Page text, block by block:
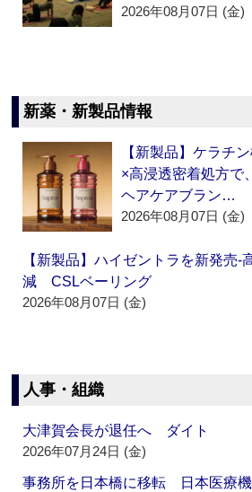
2026年08月07日 (金)
新薬・新製品情報
【新製品】ケラチ
×高浸透密着処方で
ヘアケアブラン…
2026年08月07日 (金)
【新製品】ハイゼントラを新発売‐
減 CSLベーリング
2026年08月07日 (金)
人事・組織
大津賀会長が退任へ ダイト
2026年07月24日 (金)
事務所を日本橋に移転 日本医療